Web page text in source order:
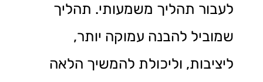
לעבור תהליך משמעותי. תהליך
שמוביל להבנה עמוקה יותר,
ליציבות, וליכולת להמשיך הלאה